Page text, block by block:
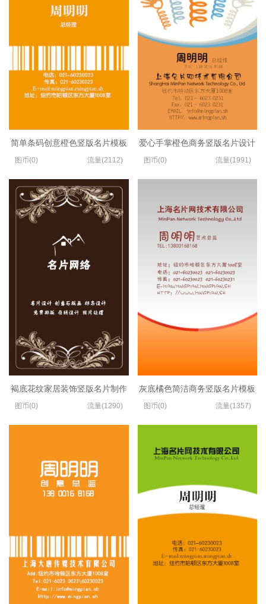
简单条码创意橙色竖版名片模板
图币(0) 流量(2112)
褐底花纹家居装饰竖版名片制作
图币(0) 流量(1290)
爱心手掌橙色商务竖版名片设计
图币(0) 流量(1991)
灰底橘色简洁商务竖版名片模板
图币(0) 流量(1357)